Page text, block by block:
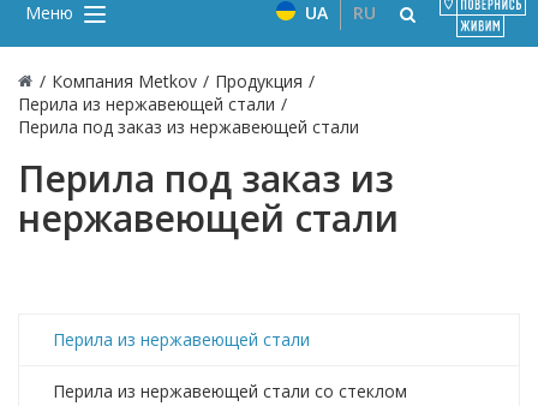
Меню UA RU
/ Компания Metkov / Продукция /
Перила из нержавеющей стали /
Перила под заказ из нержавеющей стали
Перила под заказ из
нержавеющей стали
Перила из нержавеющей стали
Перила из нержавеющей стали со стеклом